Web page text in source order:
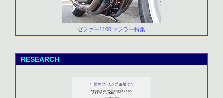
ゼファー1100 マフラー特集
RESEARCH